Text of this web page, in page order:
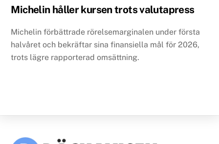
Michelin håller kursen trots valutapress
Michelin förbättrade rörelsemarginalen under första
halvåret och bekräftar sina finansiella mål för 2026,
trots lägre rapporterad omsättning.